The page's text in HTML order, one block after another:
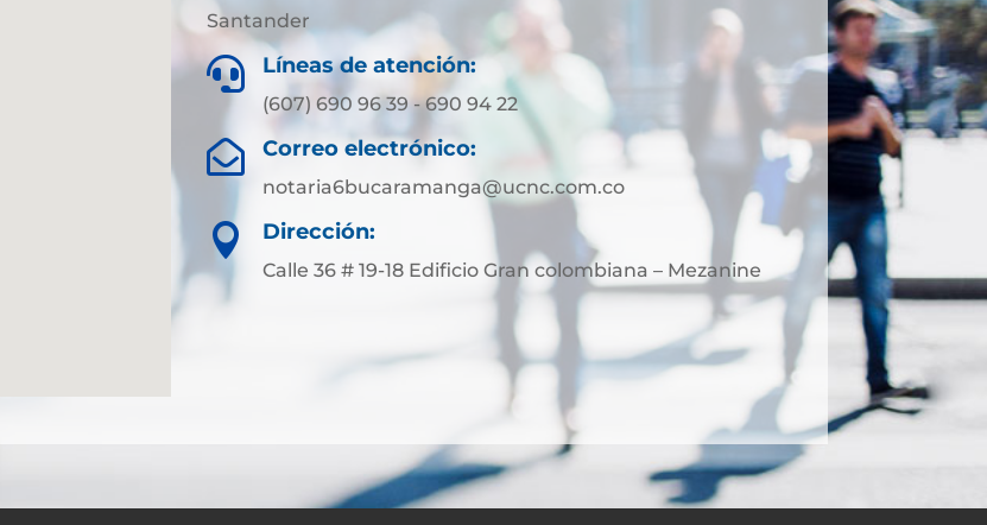
Santander
 Líneas de atención:
(607) 690 96 39 - 690 94 22
 Correo electrónico:
notaria6bucaramanga@ucnc.com.co
 Dirección:
Calle 36 # 19-18 Edificio Gran colombiana – Mezanine